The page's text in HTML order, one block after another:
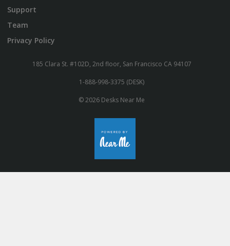
Support
Team
Privacy Policy
185 Clara St. #102D, 2nd floor, San Francisco CA 94107
1-888-998-3375 (DESK)
© 2026 Desks Near Me